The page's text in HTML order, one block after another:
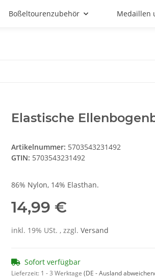
Boßeltourenzubehör Medaillen
Elastische
Artikelnummer: 5703543231492
GTIN: 5703543231492
86% Nylon, 14% Elasthan.
14,99 €
inkl. 19% USt. , zzgl. Versand
Sofort verfügbar
Lieferzeit: 1 - 3 Werktage (DE - Ausland